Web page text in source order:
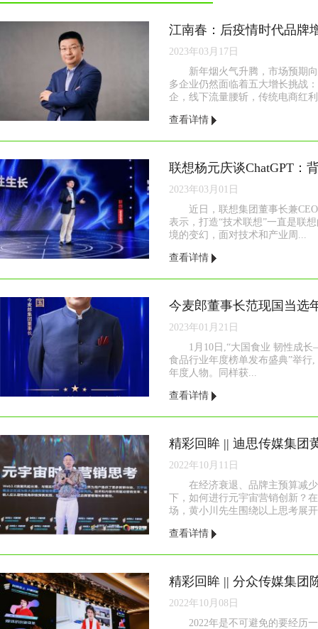
江南春：后疫情时代品牌
2023年03月17日
新年烟火气升腾，市场预期
多企业仍然面临着五大增长挑战
企，线下流量腰斩，传统电商红
查看详情
2023年03月01日
近日，联想集团董事长兼
表示，打造“技术联想”一直是联
境的变幻，面对技术和产业周...
查看详情
2023年01月21日
1月10日,“大国食业 韧性成
食品行业年度榜单发布盛典”举行
年度人物。同样获...
查看详情
2022年10月11日
在经济衰退、品牌主预算减
下，如何进行元宇宙营销创新？
场，黄小川先生围绕以上思考展
查看详情
精彩回眸 || 分众传媒集团
2022年10月08日
2022年是不可避免的要经历